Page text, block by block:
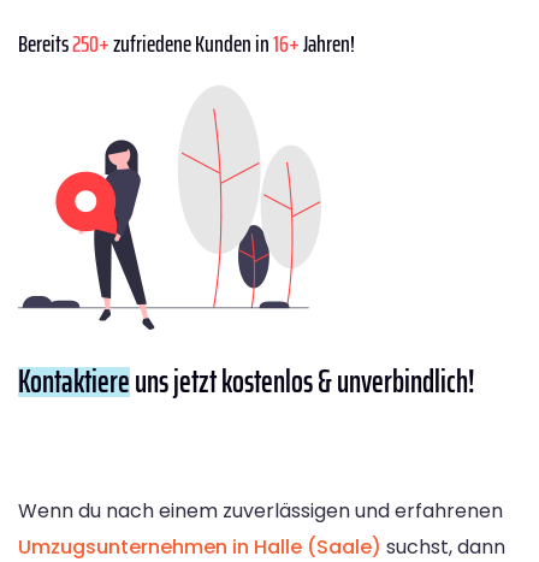
Bereits250+zufriedene Kunden in16+Jahren!
Kontaktiereuns jetzt kostenlos & unverbindlich!
Wenn du nach einem zuverlässigen und erfahrenen
Umzugsunternehmen in Halle (Saale) suchst, dann